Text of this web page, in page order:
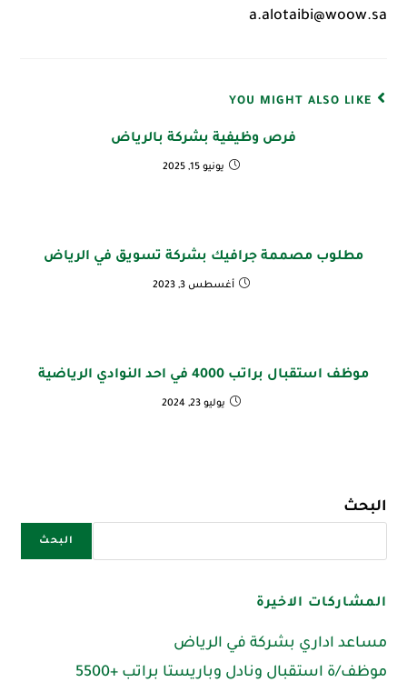
a.alotaibi@woow.sa
YOU MIGHT ALSO LIKE
فرص وظيفية بشركة بالرياض
يونيو 15, 2025
مطلوب مصممة جرافيك بشركة تسويق في الرياض
أغسطس 3, 2023
موظف استقبال براتب 4000 في احد النوادي الرياضية
يوليو 23, 2024
البحث
البحث
المشاركات الاخيرة
مساعد اداري بشركة في الرياض
موظف/ة استقبال ونادل وباريستا براتب +5500